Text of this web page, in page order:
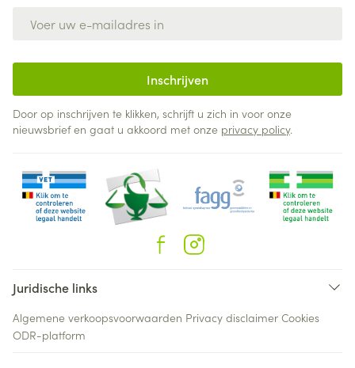
Inschrijven
Door op inschrijven te klikken, schrijft u zich in voor onze
nieuwsbrief en gaat u akkoord met onze privacy policy.
Juridische links
Algemene verkoopsvoorwaarden Privacy disclaimer Cookies
ODR-platform